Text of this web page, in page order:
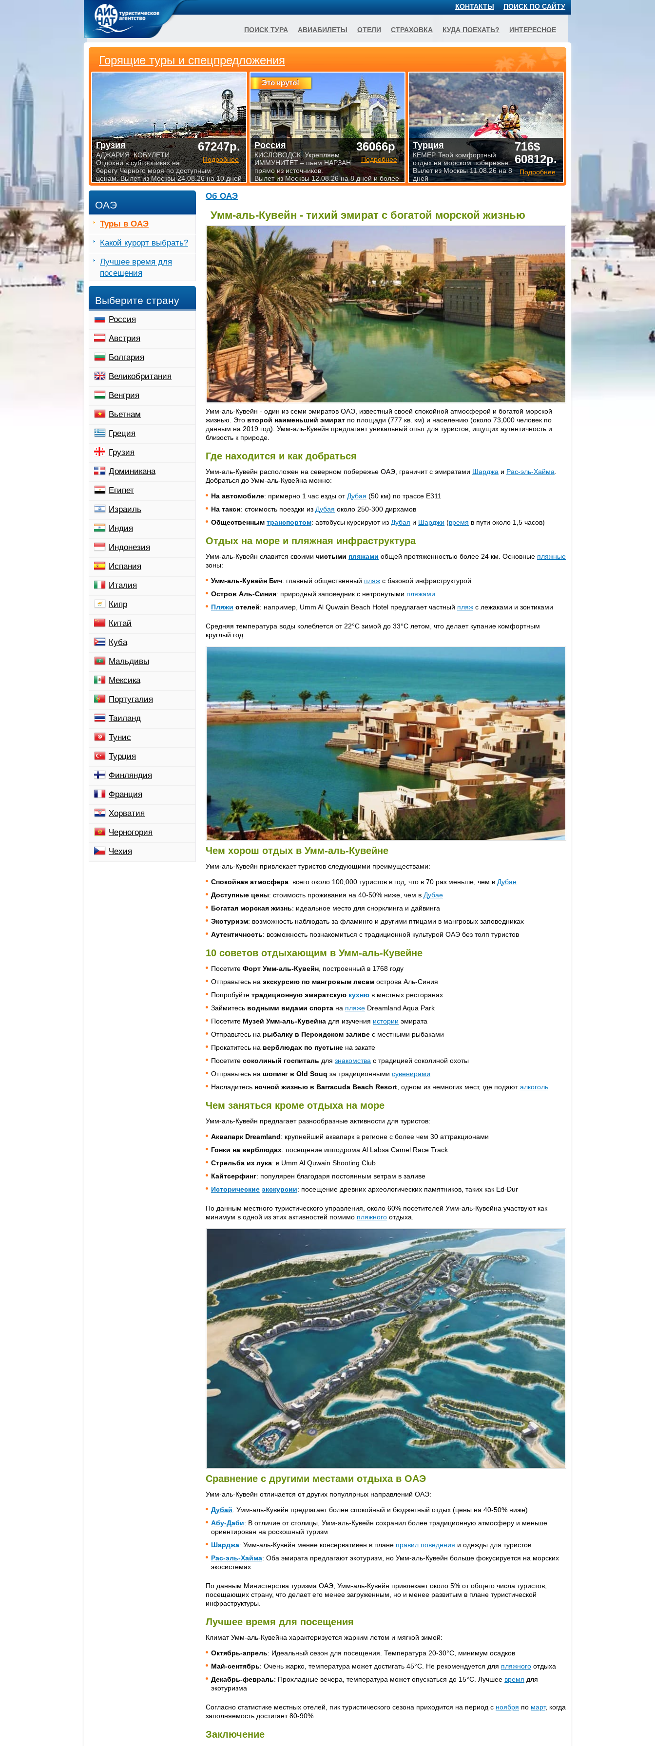
Об ОАЭ
Умм-аль-Кувейн - тихий эмират с богатой морской жизнью
Умм-аль-Кувейн - один из семи эмиратов ОАЭ, известный своей спокойной атмосферой и богатой морской
жизнью. Это второй наименьший эмират по площади (777 кв. км) и населению (около 73,000 человек по
данным на 2019 год). Умм-аль-Кувейн предлагает уникальный опыт для туристов, ищущих аутентичность и
близость к природе.
Где находится и как добраться
Умм-аль-Кувейн расположен на северном побережье ОАЭ, граничит с эмиратами Шарджа и Рас-эль-Хайма
Добраться до Умм-аль-Кувейна можно:
На автомобиле: примерно 1 час езды от Дубая (50 км) по трассе E311
На такси: стоимость поездки из Дубая около 250-300 дирхамов
Общественным транспортом: автобусы курсируют из Дубая и Шарджи (время в пути около 1,5 часов)
Отдых на море и пляжная инфраструктура
Умм-аль-Кувейн славится своими чистыми пляжами общей протяженностью более 24 км. Основные пляжные
зоны:
Умм-аль-Кувейн Бич: главный общественный пляж с базовой инфраструктурой
Остров Аль-Синия: природный заповедник с нетронутыми пляжами
Пляжи отелей: например, Umm Al Quwain Beach Hotel предлагает частный пляж с лежаками и зонтиками
Средняя температура воды колеблется от 22°C зимой до 33°C летом, что делает купание комфортным
круглый год.
Чем хорош отдых в Умм-аль-Кувейне
Умм-аль-Кувейн привлекает туристов следующими преимуществами:
Спокойная атмосфера: всего около 100,000 туристов в год, что в 70 раз меньше, чем в Дубае
Доступные цены: стоимость проживания на 40-50% ниже, чем в Дубае
Богатая морская жизнь: идеальное место для снорклинга и дайвинга
Экотуризм: возможность наблюдать за фламинго и другими птицами в мангровых заповедниках
Аутентичность: возможность познакомиться с традиционной культурой ОАЭ без толп туристов
10 советов отдыхающим в Умм-аль-Кувейне
Посетите Форт Умм-аль-Кувейн, построенный в 1768 году
Отправьтесь на экскурсию по мангровым лесам острова Аль-Синия
Попробуйте традиционную эмиратскую кухню в местных ресторанах
Займитесь водными видами спорта на пляже Dreamland Aqua Park
Посетите Музей Умм-аль-Кувейна для изучения истории эмирата
Отправьтесь на рыбалку в Персидском заливе с местными рыбаками
Прокатитесь на верблюдах по пустыне на закате
Посетите соколиный госпиталь для знакомства с традицией соколиной охоты
Отправьтесь на шопинг в Old Souq за традиционными сувенирами
Насладитесь ночной жизнью в Barracuda Beach Resort, одном из немногих мест, где подаюталкоголь
Чем заняться кроме отдыха на море
Умм-аль-Кувейн предлагает разнообразные активности для туристов:
Аквапарк Dreamland: крупнейший аквапарк в регионе с более чем 30 аттракционами
Гонки на верблюдах: посещение ипподрома Al Labsa Camel Race Track
Стрельба из лука: в Umm Al Quwain Shooting Club
Кайтсерфинг: популярен благодаря постоянным ветрам в заливе
Исторические экскурсии: посещение древних археологических памятников, таких как Ed-Dur
По данным местного туристического управления, около 60% посетителей Умм-аль-Кувейна участвуют как
минимум в одной из этих активностей помимо пляжного отдыха.
Сравнение с другими местами отдыха в ОАЭ
Умм-аль-Кувейн отличается от других популярных направлений ОАЭ:
Дубай: Умм-аль-Кувейн предлагает более спокойный и бюджетный отдых (цены на 40-50% ниже)
Абу-Даби: В отличие от столицы, Умм-аль-Кувейн сохранил более традиционную атмосферу и меньше
ориентирован на роскошный туризм
Шарджа: Умм-аль-Кувейн менее консервативен в плане правил поведения и одежды для туристов
Рас-эль-Хайма: Оба эмирата предлагают экотуризм, но Умм-аль-Кувейн больше фокусируется на морских
экосистемах
По данным Министерства туризма ОАЭ, Умм-аль-Кувейн привлекает около 5% от общего числа туристов,
посещающих страну, что делает его менее загруженным, но и менее развитым в плане туристической
инфраструктуры.
Лучшее время для посещения
Климат Умм-аль-Кувейна характеризуется жарким летом и мягкой зимой:
Октябрь-апрель: Идеальный сезон для посещения. Температура 20-30°C, минимум осадков
Май-сентябрь: Очень жарко, температура может достигать 45°C. Не рекомендуется для пляжного отдыха
Декабрь-февраль: Прохладные вечера, температура может опускаться до 15°C. Лучшее время для
экотуризма
Согласно статистике местных отелей, пик туристического сезона приходится на период с ноября по март, когда
заполняемость достигает 80-90%.
Заключение
ОАЭ
Туры в ОАЭ
Какой курорт выбрать?
Лучшее время для
посещения
Выберите страну
Россия
Австрия
Болгария
Великобритания
Венгрия
Вьетнам
Греция
Грузия
Доминикана
Египет
Израиль
Индия
Индонезия
Испания
Италия
Кипр
Китай
Куба
Мальдивы
Мексика
Португалия
Таиланд
Тунис
Турция
Финляндия
Франция
Хорватия
Черногория
Чехия
Горящие туры и спецпредложения
67247р.
Подробнее
Грузия
АДЖАРИЯ. КОБУЛЕТИ.
Отдохни в субтропиках на
берегу Черного моря по доступным
ценам. Вылет из Москвы 24.08.26 на 10 дней
Это круто!
36066р
Подробнее
Россия
КИСЛОВОДСК. Укрепляем
ИММУНИТЕТ – пьем НАРЗАН
прямо из источников.
Вылет из Москвы 12.08.26 на 8 дней и более
716$
60812р.
Подробнее
Турция
КЕМЕР. Твой комфортный
отдых на морском побережье.
Вылет из Москвы 11.08.26 на 8
дней
ПОИСК ПО САЙТУ
КОНТАКТЫ
ПОИСК ТУРА АВИАБИЛЕТЫ ОТЕЛИ СТРАХОВКА КУДА ПОЕХАТЬ? ИНТЕРЕСНОЕ